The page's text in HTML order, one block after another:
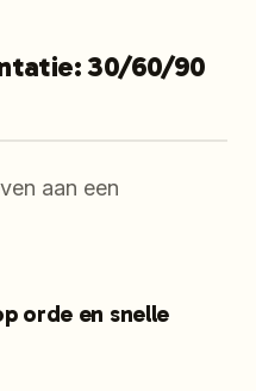
30/60/90
aan een
orde en snelle